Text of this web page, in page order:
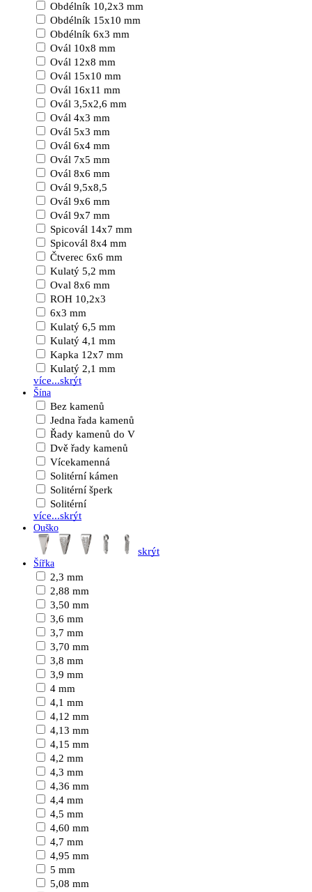
Obdélník 10,2x3 mm
Obdélník 15x10 mm
Obdélník 6x3 mm
Ovál 10x8 mm
Ovál 12x8 mm
Ovál 15x10 mm
Ovál 16x11 mm
Ovál 3,5x2,6 mm
Ovál 4x3 mm
Ovál 5x3 mm
Ovál 6x4 mm
Ovál 7x5 mm
Ovál 8x6 mm
Ovál 9,5x8,5
Ovál 9x6 mm
Ovál 9x7 mm
Spicovál 14x7 mm
Spicovál 8x4 mm
Čtverec 6x6 mm
Kulatý 5,2 mm
Oval 8x6 mm
ROH 10,2x3
6x3 mm
Kulatý 6,5 mm
Kulatý 4,1 mm
Kapka 12x7 mm
Kulatý 2,1 mm
více...skrýt
Šína
Bez kamenů
Jedna řada kamenů
Řady kamenů do V
Dvě řady kamenů
Vícekamenná
Solitérní kámen
Solitérní šperk
Solitérní
více...skrýt
Ouško
skrýt
Šířka
2,3 mm
2,88 mm
3,50 mm
3,6 mm
3,7 mm
3,70 mm
3,8 mm
3,9 mm
4 mm
4,1 mm
4,12 mm
4,13 mm
4,15 mm
4,2 mm
4,3 mm
4,36 mm
4,4 mm
4,5 mm
4,60 mm
4,7 mm
4,95 mm
5 mm
5,08 mm